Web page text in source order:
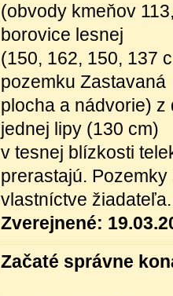
(obvody kmeňov
borovice lesnej
(150, 162, 150, 137
pozemku Zastavaná
plocha a nádvorie)
jednej lipy (130 cm)
v tesnej blízkosti
prerastajú.
vlastníctve žiadateľa.
Zverejnené:
Začaté správne